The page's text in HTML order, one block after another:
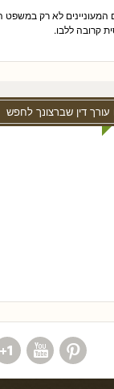
המעוניינים לא רק במשפט
קרובה ללבו.